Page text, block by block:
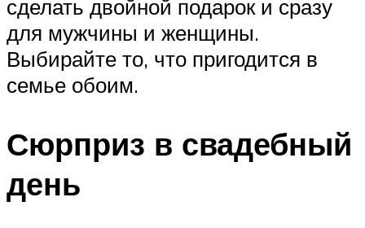
сделать двойной подарок и сразу
для мужчины и женщины.
Выбирайте то, что пригодится в
семье обоим.
Сюрприз в свадебный
день